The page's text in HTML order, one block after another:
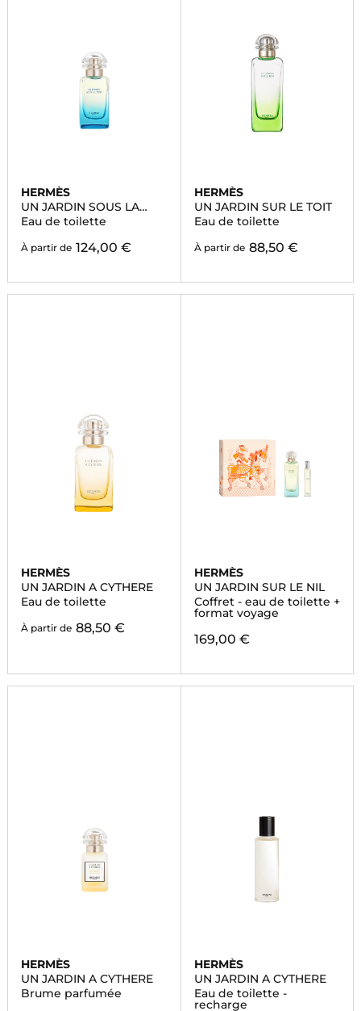
HERMÈS
UN JARDIN SOUS LA
MER
Eau de toilette
À partir de 124,00 €
HERMÈS
UN JARDIN SUR LE TOIT
Eau de toilette
À partir de 88,50 €
HERMÈS
UN JARDIN A CYTHERE
Eau de toilette
À partir de 88,50 €
HERMÈS
UN JARDIN SUR LE NIL
Coffret - eau de toilette +
format voyage
169,00 €
HERMÈS
UN JARDIN A CYTHERE
Brume parfumée
HERMÈS
UN JARDIN A CYTHERE
Eau de toilette -
recharge